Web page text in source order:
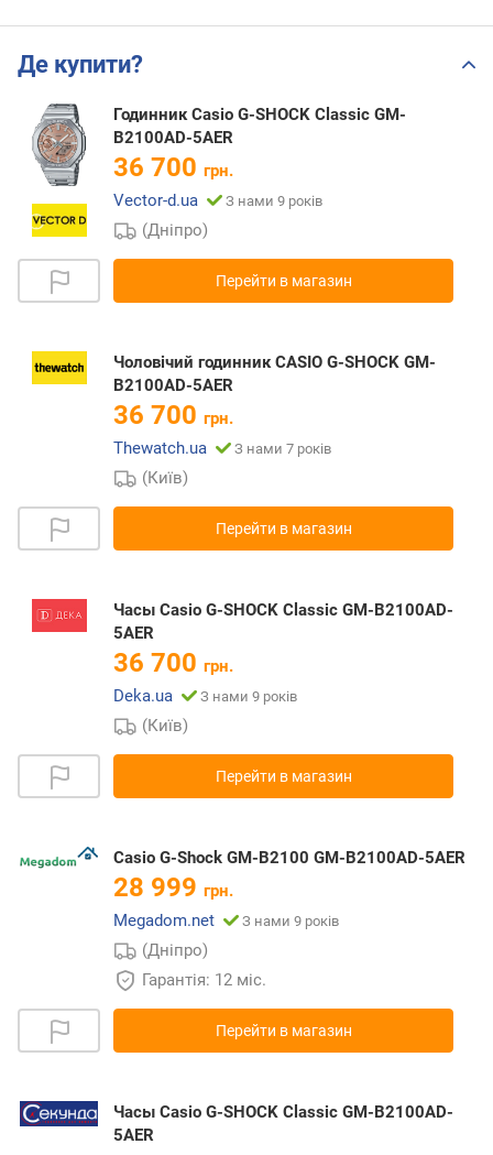
Де купити?
Годинник Casio G-SHOCK Classic GM-
B2100AD-5AER
36 700 грн.
Vector-d.ua
З нами 9 років
(Дніпро)
Перейти в магазин
Чоловічий годинник CASIO G-SHOCK GM-
B2100AD-5AER
36 700 грн.
Thewatch.ua
З нами 7 років
(Київ)
Перейти в магазин
Часы Casio G-SHOCK Classic GM-B2100AD-
5AER
36 700 грн.
Deka.ua
З нами 9 років
(Київ)
Перейти в магазин
Casio G-Shock GM-B2100 GM-B2100AD-5AER
28 999 грн.
Megadom.net
З нами 9 років
(Дніпро)
Гарантія: 12 міс.
Перейти в магазин
Часы Casio G-SHOCK Classic GM-B2100AD-
5AER